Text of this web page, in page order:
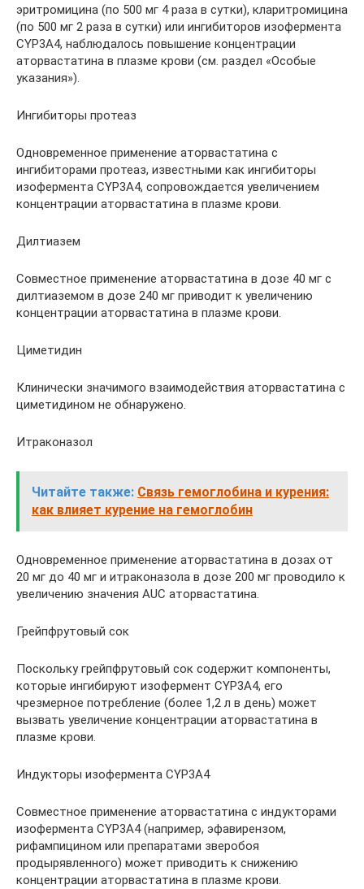
эритромицина (по 500 мг 4 раза в сутки), кларитромицина
(по 500 мг 2 раза в сутки) или ингибиторов изофермента
CYP3A4, наблюдалось повышение концентрации
аторвастатина в плазме крови (см. раздел «Особые
указания»).
Ингибиторы протеаз
Одновременное применение аторвастатина с
ингибиторами протеаз, известными как ингибиторы
изофермента CYP3A4, сопровождается увеличением
концентрации аторвастатина в плазме крови.
Дилтиазем
Совместное применение аторвастатина в дозе 40 мг с
дилтиаземом в дозе 240 мг приводит к увеличению
концентрации аторвастатина в плазме крови.
Циметидин
Клинически значимого взаимодействия аторвастатина с
циметидином не обнаружено.
Итраконазол
Читайте также: Связь гемоглобина и курения:
как влияет курение на гемоглобин
Одновременное применение аторвастатина в дозах от
20 мг до 40 мг и итраконазола в дозе 200 мг проводило к
увеличению значения AUC аторвастатина.
Грейпфрутовый сок
Поскольку грейпфрутовый сок содержит компоненты,
которые ингибируют изофермент CYP3A4, его
чрезмерное потребление (более 1,2 л в день) может
вызвать увеличение концентрации аторвастатина в
плазме крови.
Индукторы изофермента CYP3A4
Совместное применение аторвастатина с индукторами
изофермента CYP3A4 (например, эфавирензом,
рифампицином или препаратами зверобоя
продырявленного) может приводить к снижению
концентрации аторвастатина в плазме крови.